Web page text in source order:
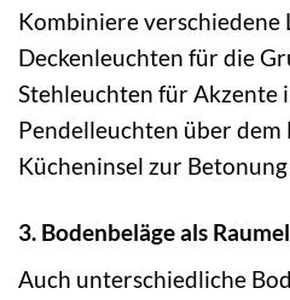
Kombiniere verschiedene
Deckenleuchten für die
Stehleuchten für Akzente
Pendelleuchten über dem
Kücheninsel zur
3. Bodenbeläge als
Auch unterschiedliche